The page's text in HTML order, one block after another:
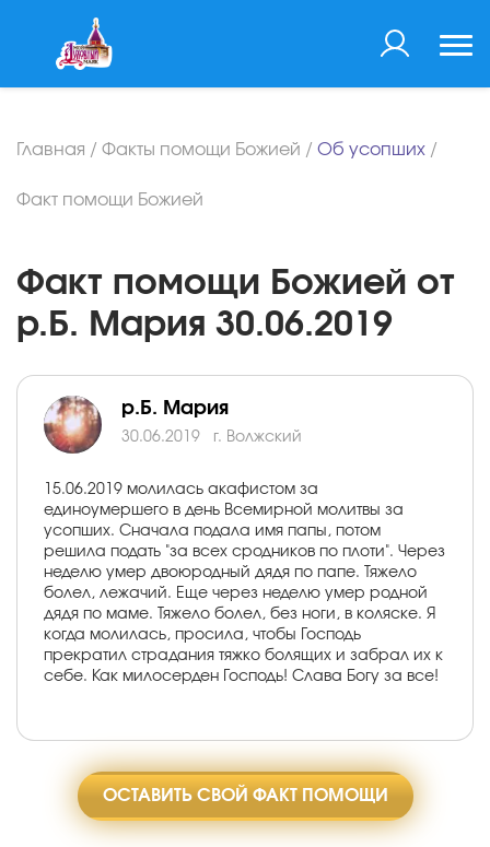
Главная / Факты помощи Божией / Об усопших /
Факт помощи Божией
Факт помощи Божией от
р.Б. Мария 30.06.2019
р.Б. Мария
30.06.2019 г. Волжский
15.06.2019 молилась акафистом за
единоумершего в день Всемирной молитвы за
усопших. Сначала подала имя папы, потом
решила подать "за всех сродников по плоти". Через
неделю умер двоюродный дядя по папе. Тяжело
болел, лежачий. Еще через неделю умер родной
дядя по маме. Тяжело болел, без ноги, в коляске. Я
когда молилась, просила, чтобы Господь
прекратил страдания тяжко болящих и забрал их к
себе. Как милосерден Господь! Слава Богу за все!
ОСТАВИТЬ СВОЙ ФАКТ ПОМОЩИ